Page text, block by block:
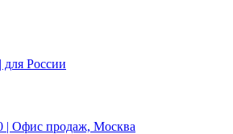
для России
| Офис продаж, Москва